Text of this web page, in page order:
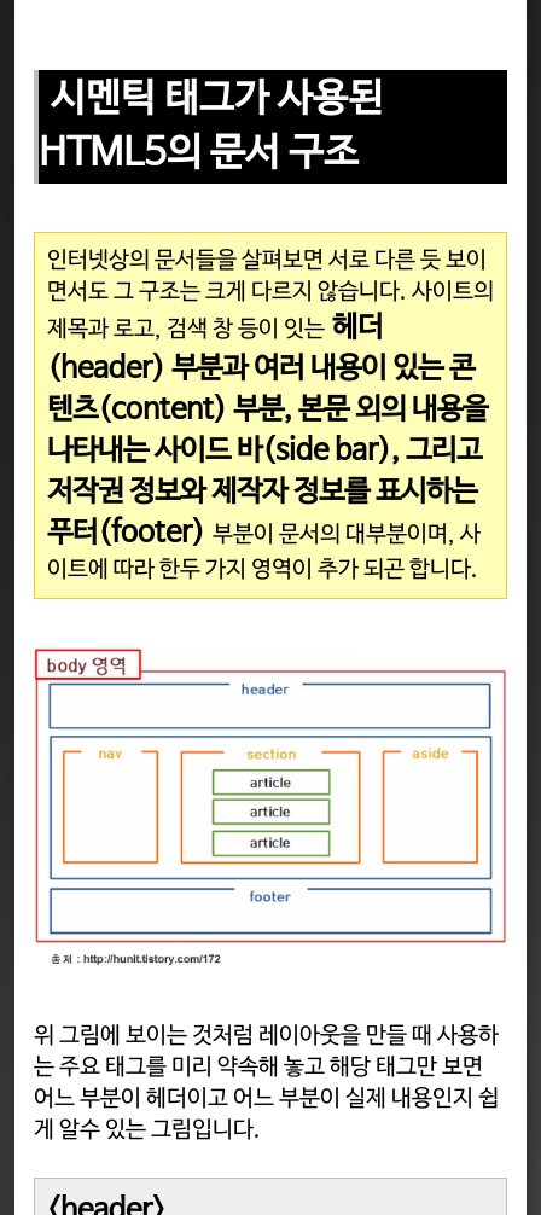
시멘틱 태그가 사용된
HTML5의 문서 구조
인터넷상의 문서들을 살펴보면 서로 다른 듯 보이
면서도 그 구조는 크게 다르지 않습니다. 사이트의
제목과 로고, 검색 창 등이 잇는 헤더
(header) 부분과 여러 내용이 있는 콘
텐츠(content) 부분, 본문 외의 내용을
나타내는 사이드 바(side bar), 그리고
저작권 정보와 제작자 정보를 표시하는
푸터(footer) 부분이 문서의 대부분이며, 사
이트에 따라 한두 가지 영역이 추가 되곤 합니다.
위 그림에 보이는 것처럼 레이아웃을 만들 때 사용하
는 주요 태그를 미리 약속해 놓고 해당 태그만 보면
어느 부분이 헤더이고 어느 부분이 실제 내용인지 쉽
게 알수 있는 그림입니다.